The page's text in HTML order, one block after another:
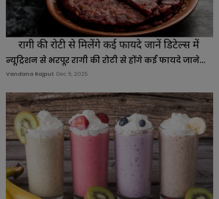
न्यूट्रिशन से भरपूर रागी की रोटी से होंगे कई फायदे जाने...
Vandana Rajput Dec 9, 2025